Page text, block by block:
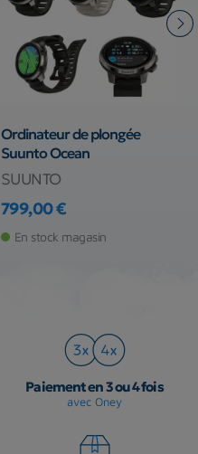
Ordinateur de plongée
Suunto Ocean
SUUNTO
Prix
799,00 €
En stock magasin
Paiement en 3 ou 4 fois
avec Oney